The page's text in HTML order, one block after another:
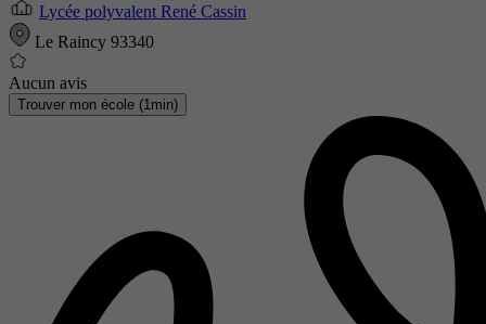
Lycée polyvalent René Cassin
Le Raincy 93340
Aucun avis
Trouver mon école (1min)